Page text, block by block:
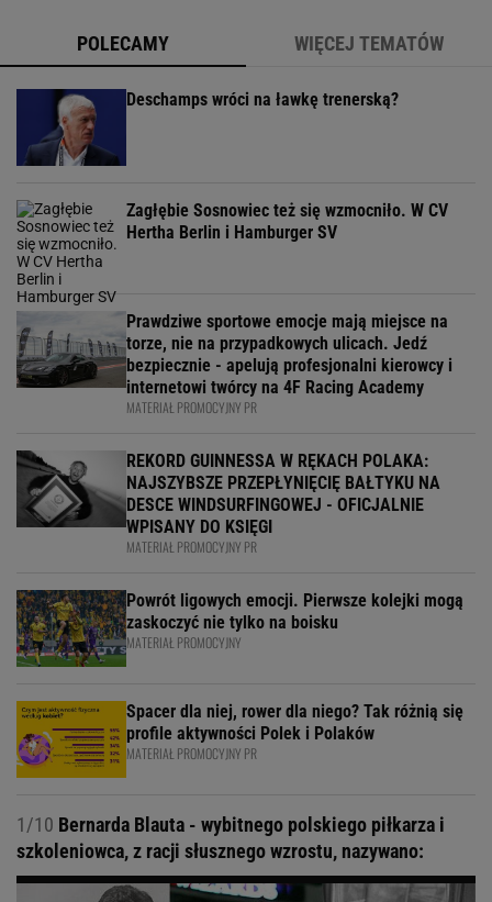
POLECAMY WIĘCEJ TEMATÓW
Deschamps wróci na ławkę trenerską?
Zagłębie Sosnowiec też się wzmocniło. W CV
Hertha Berlin i Hamburger SV
Prawdziwe sportowe emocje mają miejsce na
torze, nie na przypadkowych ulicach. Jedź
bezpiecznie - apelują profesjonalni kierowcy i
internetowi twórcy na 4F Racing Academy
MATERIAŁ PROMOCYJNY PR
REKORD GUINNESSA W RĘKACH POLAKA:
NAJSZYBSZE PRZEPŁYNIĘCIĘ BAŁTYKU NA
DESCE WINDSURFINGOWEJ - OFICJALNIE
WPISANY DO KSIĘGI
MATERIAŁ PROMOCYJNY PR
Powrót ligowych emocji. Pierwsze kolejki mogą
zaskoczyć nie tylko na boisku
MATERIAŁ PROMOCYJNY
Spacer dla niej, rower dla niego? Tak różnią się
profile aktywności Polek i Polaków
MATERIAŁ PROMOCYJNY PR
1/10 Bernarda Blauta - wybitnego polskiego piłkarza i
szkoleniowca, z racji słusznego wzrostu, nazywano: